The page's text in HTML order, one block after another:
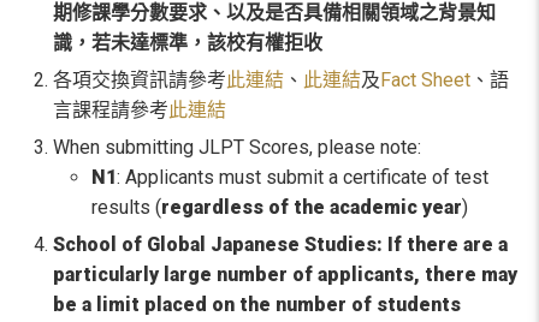
期修課學分數要求、以及是否具備相關領域之背景知
識，若未達標準，該校有權拒收
各項交換資訊請參考此連結 、 此連結及Fact Sheet 、語
言課程請參考此連結
When submitting JLPT Scores, please note:
N1: Applicants must submit a certificate of test
results (regardless of the academic year)
School of Global Japanese Studies: If there are a
particularly large number of applicants, there may
be a limit placed on the number of students